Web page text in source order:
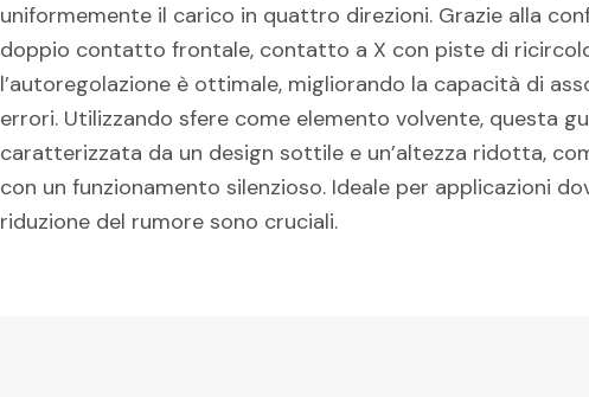
uniformemente il carico in quattro direzioni. Grazie alla
doppio contatto frontale, contatto a X con piste di
l’autoregolazione è ottimale, migliorando la capacità di
errori. Utilizzando sfere come elemento volvente, questa
caratterizzata da un design sottile e un’altezza ridotta,
con un funzionamento silenzioso. Ideale per applicazioni
riduzione del rumore sono cruciali.